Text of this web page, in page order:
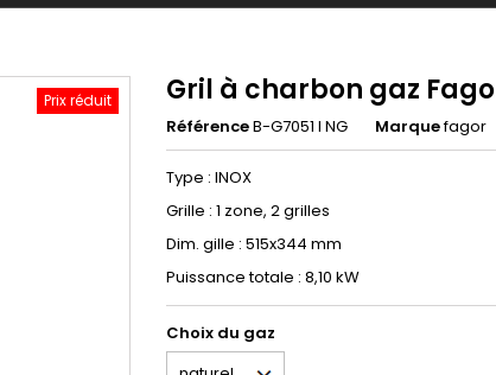
Prix réduit Gril à charbon gaz
RéférenceB-G7051 I NG Marquefagor
Type : INOX
Grille : 1 zone, 2 grilles
Dim. gille : 515x344 mm
Puissance totale : 8,10 kW
Choix du gaz